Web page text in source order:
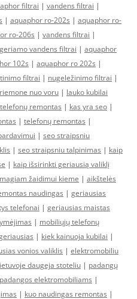
filtrai | vandens filtrai |
| aquaphor ro-202s | aquaphor ro-
ro-206s | vandens filtrai |
geriamo vandens filtrai | aquaphor
102s | aquaphor ro 202s |
filtrai | nugeležinimo filtrai |
nuo voru | lauko kubilai
telefonų remontas | kas yra seo |
| telefonų remontas |
| seo straipsniu
| seo straipsniu talpinimas | kaip
| kaip išsirinkti geriausią valiklį
žaidimui kieme | aikštelės
naudingas | geriausias
telefonai | geriausias maistas
| mobiliųjų telefonų
| kiek kainuoja kubilai |
vonios valiklis | elektromobiliu
daugeja stoteliu | padangų
elektromobiliams |
| kuo naudingas remontas |